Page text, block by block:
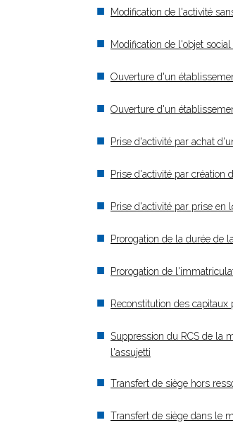
Modification de l'activité
Modification de l'objet
Ouverture d'un
Ouverture d'un
Prise d'activité par achat
Prise d'activité par création
Prise d'activité par prise en
Prorogation de la durée de
Prorogation de
Reconstitution des capitaux
Suppression du RCS de la
l'assujetti
Transfert de siège hors
Transfert de siège dans le